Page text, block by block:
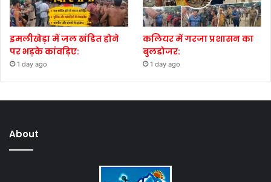
इमलीखेड़ा में जल खंडित होने
पर भड़के कांवड़िए:
1 day ago
कलियर में गरजा प्रशासन का
बुलडोजर:
1 day ago
About